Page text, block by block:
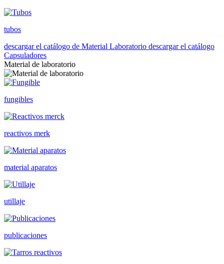
tubos
descargar el catálogo de Material Laboratorio descargar el catálogo
Capsuladores
Material de laboratorio
fungibles
reactivos merk
material aparatos
utillaje
publicaciones